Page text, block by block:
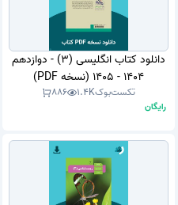
دانلود کتاب انگلیسی (3) - دوازدهم
1404 - 1405 (نسخه PDF)
تکست‌بوک1.4K
886
رایگان